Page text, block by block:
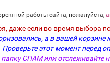
работы сайта, пожалуйста,
даже если во время выбора
а в вашей
Проверьте этот момент перед
СПАМ или отслеживайте